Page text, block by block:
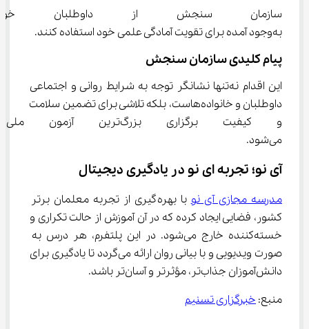
سازمان سنجش از داوطلبان
به‌وجود آمده برای تقویت آمادگی علمی خود استفاده کنند.
پیام کلیدی سازمان سنجش
این اقدام نه‌تنها نشانگر توجه به شرایط روانی و اجتماعی
داوطلبان و خانواده‌هاست، بلکه تلاشی برای تضمین سلامت
و کیفیت برگزاری
می‌شود.
آی نو؛ تجربه ای نو در یادگیری دیجیتال
مدرسه مجازی آی نو
با بهره‌گیری از تجربه معلمان برتر
کشور، فضایی ایجاد کرده که در آن آموزش از حالت تکراری و
خسته‌کننده خارج می‌شود. در این پلتفرم، هر درس به
صورت ویدیویی و با بیانی روان ارائه می‌گردد تا یادگیری برای
دانش‌آموزان جذاب‌تر، مؤثرتر و آسان‌تر باشد.
منبع: خبرگزاری تسنیم